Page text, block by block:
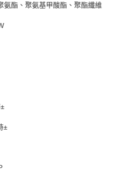
氨酯、聚氨基甲酸酯、聚酯纖維
±